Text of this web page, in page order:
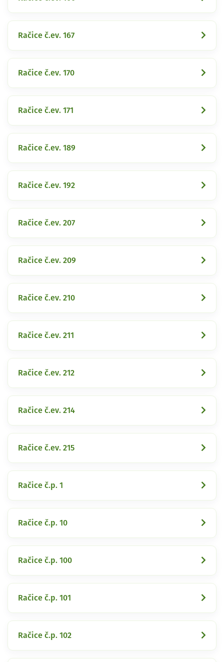
Račice č.ev. 167
Račice č.ev. 170
Račice č.ev. 171
Račice č.ev. 189
Račice č.ev. 192
Račice č.ev. 207
Račice č.ev. 209
Račice č.ev. 210
Račice č.ev. 211
Račice č.ev. 212
Račice č.ev. 214
Račice č.ev. 215
Račice č.p. 1
Račice č.p. 10
Račice č.p. 100
Račice č.p. 101
Račice č.p. 102